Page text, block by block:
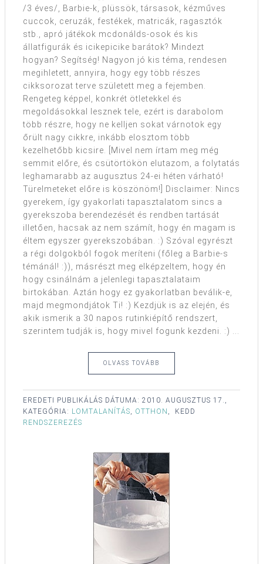
/3 éves/, Barbie-k, plüssök, társasok, kézműves
cuccok, ceruzák, festékek, matricák, ragasztók
stb., apró játékok mcdonálds-osok és kis
állatfigurák és icikepicike barátok? Mindezt
hogyan? Segítség! Nagyon jó kis téma, rendesen
megihletett, annyira, hogy egy több részes
cikksorozat terve született meg a fejemben.
Rengeteg képpel, konkrét ötletekkel és
megoldásokkal lesznek tele, ezért is darabolom
több részre, hogy ne kelljen sokat várnotok egy
őrült nagy cikkre, inkább elosztom több
kezelhetőbb kicsire. [Mivel nem írtam meg még
semmit előre, és csütörtökön elutazom, a folytatás
leghamarabb az augusztus 24-ei héten várható!
Türelmeteket előre is köszönöm!] Disclaimer: Nincs
gyerekem, így gyakorlati tapasztalatom sincs a
gyerekszoba berendezését és rendben tartását
illetően, hacsak az nem számít, hogy én magam is
éltem egyszer gyerekszobában. :) Szóval egyrészt
a régi dolgokból fogok meríteni (főleg a Barbie-s
témánál! :)), másrészt meg elképzeltem, hogy én
hogy csinálnám a jelenlegi tapasztalataim
birtokában. Aztán hogy ez gyakorlatban beválik-e,
majd megmondjátok Ti! :) Kezdjük is az elején, és
akik ismerik a 30 napos rutinkiépítő rendszert,
szerintem tudják is, hogy mivel fogunk kezdeni. :) ...
OLVASS TOVÁBB
EREDETI PUBLIKÁLÁS DÁTUMA: 2010. AUGUSZTUS 17.,
KEDD
KATEGÓRIA: LOMTALANÍTÁS OTTHON
RENDSZEREZÉS